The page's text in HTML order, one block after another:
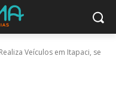
Realiza Veículos em Itapaci, se